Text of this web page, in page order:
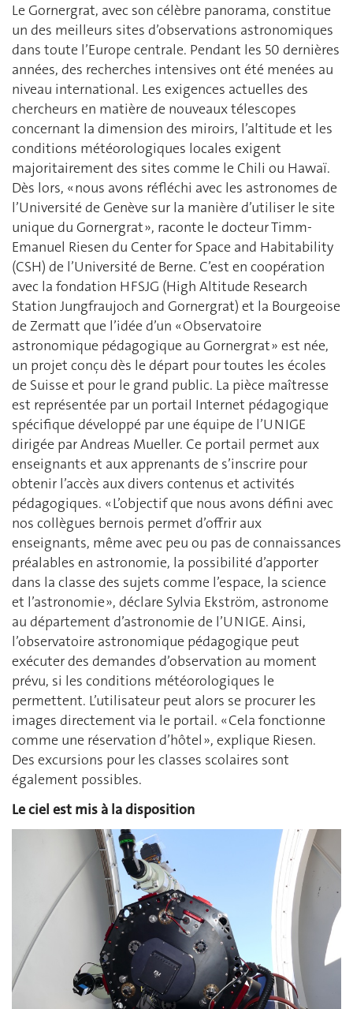
Le Gornergrat, avec son célèbre panorama, constitue
un des meilleurs sites d’observations astronomiques
dans toute l’Europe centrale. Pendant les 50 dernières
années, des recherches intensives ont été menées au
niveau international. Les exigences actuelles des
chercheurs en matière de nouveaux télescopes
concernant la dimension des miroirs, l’altitude et les
conditions météorologiques locales exigent
majoritairement des sites comme le Chili ou Hawaï.
Dès lors, « nous avons réfléchi avec les astronomes de
l’Université de Genève sur la manière d’utiliser le site
unique du Gornergrat », raconte le docteur Timm-
Emanuel Riesen du Center for Space and Habitability
(CSH) de l’Université de Berne. C’est en coopération
avec la fondation HFSJG (High Altitude Research
Station Jungfraujoch and Gornergrat) et la Bourgeoise
de Zermatt que l’idée d’un « Observatoire
astronomique pédagogique au Gornergrat » est née,
un projet conçu dès le départ pour toutes les écoles
de Suisse et pour le grand public. La pièce maîtresse
est représentée par un portail Internet pédagogique
spécifique développé par une équipe de l’UNIGE
dirigée par Andreas Mueller. Ce portail permet aux
enseignants et aux apprenants de s’inscrire pour
obtenir l’accès aux divers contenus et activités
pédagogiques. « L’objectif que nous avons défini avec
nos collègues bernois permet d’offrir aux
enseignants, même avec peu ou pas de connaissances
préalables en astronomie, la possibilité d’apporter
dans la classe des sujets comme l’espace, la science
et l’astronomie », déclare Sylvia Ekström, astronome
au département d’astronomie de l’UNIGE. Ainsi,
l’observatoire astronomique pédagogique peut
exécuter des demandes d’observation au moment
prévu, si les conditions météorologiques le
permettent. L’utilisateur peut alors se procurer les
images directement via le portail. « Cela fonctionne
comme une réservation d’hôtel », explique Riesen.
Des excursions pour les classes scolaires sont
également possibles.
Le ciel est mis à la disposition